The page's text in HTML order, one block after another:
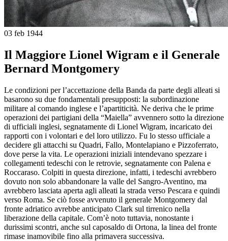
03 feb 1944
Il Maggiore Lionel Wigram e il Generale
Bernard Montgomery
Le condizioni per l’accettazione della Banda da parte degli alleati si
basarono su due fondamentali presupposti: la subordinazione
militare al comando inglese e l’apartiticità. Ne deriva che le prime
operazioni dei partigiani della “Maiella” avvennero sotto la direzione
di ufficiali inglesi, segnatamente di Lionel Wigram, incaricato dei
rapporti con i volontari e del loro utilizzo. Fu lo stesso ufficiale a
decidere gli attacchi su Quadri, Fallo, Montelapiano e Pizzoferrato,
dove perse la vita. Le operazioni iniziali intendevano spezzare i
collegamenti tedeschi con le retrovie, segnatamente con Palena e
Roccaraso. Colpiti in questa direzione, infatti, i tedeschi avrebbero
dovuto non solo abbandonare la valle del Sangro-Aventino, ma
avrebbero lasciata aperta agli alleati la strada verso Pescara e quindi
verso Roma. Se ciò fosse avvenuto il generale Montgomery dal
fronte adriatico avrebbe anticipato Clark sul tirrenico nella
liberazione della capitale. Com’è noto tuttavia, nonostante i
durissimi scontri, anche sul caposaldo di Ortona, la linea del fronte
rimase inamovibile fino alla primavera successiva.